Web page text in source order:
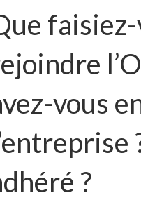
vous
?